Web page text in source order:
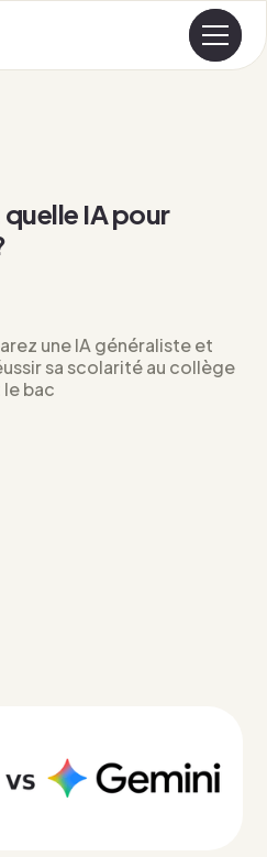
IA pour
une IA généraliste et
sa scolarité au collège
bac